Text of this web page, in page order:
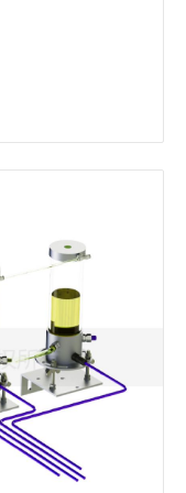
降变形。具有分
度快的特点，安
的温度。